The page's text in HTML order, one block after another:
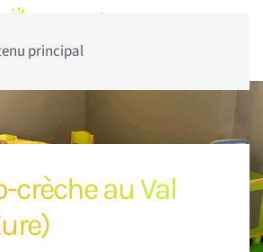
principal
crèche au Val